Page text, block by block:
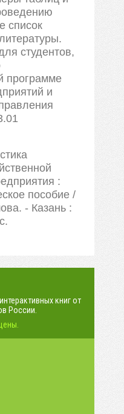
список
студентов,
программе
и
:
пособие /
- Казань :
книг от
России.